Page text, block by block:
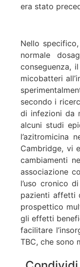
era stato
Nello
normale
conseguenza,
micobatteri
secondo i
di infezioni da
alcuni studi
l’azitromicina
Cambridge, vi
cambiamenti
associazione
l’uso cronico
pazienti
prospettico
gli effetti
facilitare
TBC, che sono